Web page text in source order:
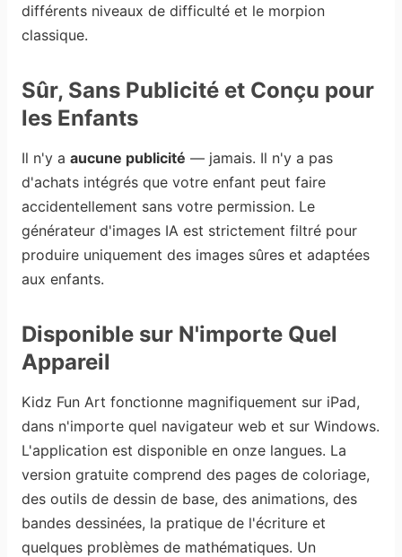
différents niveaux de difficulté et le morpion
classique.
Sûr, Sans Publicité et Conçu pour
les Enfants
Il n'y a aucune publicité — jamais. Il n'y a pas
d'achats intégrés que votre enfant peut faire
accidentellement sans votre permission. Le
générateur d'images IA est strictement filtré pour
produire uniquement des images sûres et adaptées
aux enfants.
Disponible sur N'importe Quel
Appareil
Kidz Fun Art fonctionne magnifiquement sur iPad,
dans n'importe quel navigateur web et sur Windows.
L'application est disponible en onze langues. La
version gratuite comprend des pages de coloriage,
des outils de dessin de base, des animations, des
bandes dessinées, la pratique de l'écriture et
quelques problèmes de mathématiques. Un